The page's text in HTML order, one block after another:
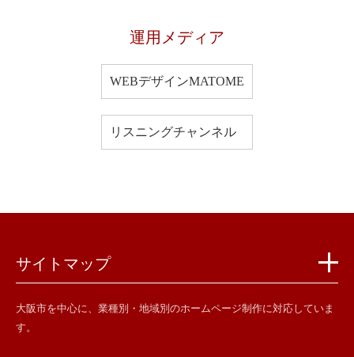
運用メディア
WEBデザインMATOME
リスニングチャンネル
サイトマップ
大阪市を中心に、業種別・地域別のホームページ制作に対応していま
す。